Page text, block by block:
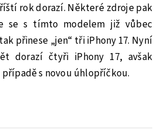
rok dorazí. Některé zdroje pak
se s tímto modelem již vůbec
přinese „jen“ tři iPhony 17. Nyní
dorazí čtyři iPhony 17, avšak
s novou úhlopříčkou.